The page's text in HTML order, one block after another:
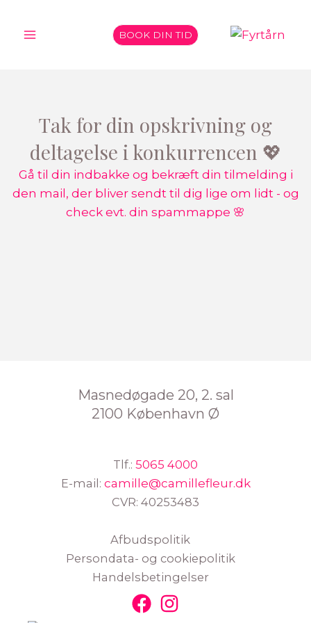
BOOK DIN TID
Tak for din opskrivning og
deltagelse i konkurrencen 💖
Gå til din indbakke og bekræft din tilmelding i
den mail, der bliver sendt til dig lige om lidt - og
check evt. din spammappe 🌸
Masnedøgade 20, 2. sal
2100 København Ø
Tlf.: 5065 4000
E-mail: camille@camillefleur.dk
CVR: 40253483
Afbudspolitik
Persondata- og cookiepolitik
Handelsbetingelser